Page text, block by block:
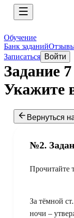
Обучение
Банк заданий
Записаться Войти
Задание
Укажите
Вернуться
№2.
Прочитайте
За тёмной
ночи –